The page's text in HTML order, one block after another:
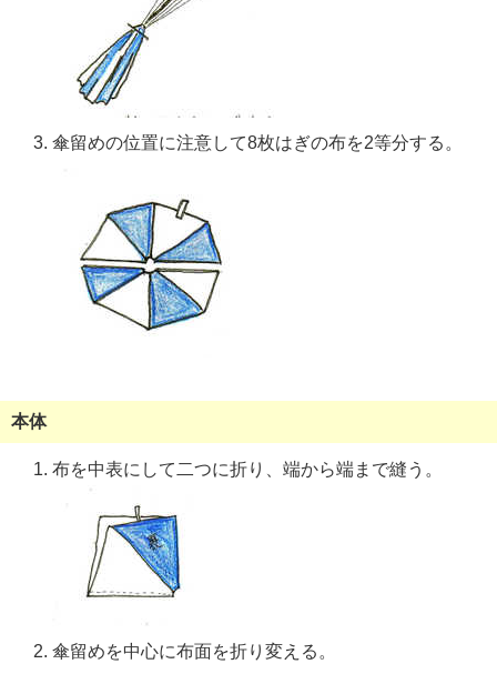
傘留めの位置に注意して8枚はぎの布を2等分する。
本体
布を中表にして二つに折り、端から端まで縫う。
傘留めを中心に布面を折り変える。